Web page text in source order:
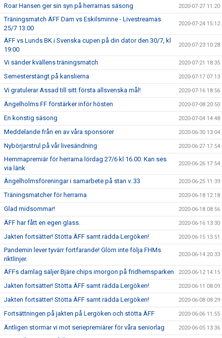
Roar Hansen ger sin syn på herrarnas säsong 2020-07-27 11:20
Träningsmatch ÄFF Dam vs Eskilsminne - Livestreamas
25/7 13:00
2020-07-24 15:12
ÄFF vs Lunds BK i Svenska cupen på din dator den 30/7, kl
19:00
2020-07-23 10:28
Vi sänder kvällens träningsmatch 2020-07-21 18:35
Semesterstängt på kanslierna 2020-07-17 07:13
Vi gratulerar Assad till sitt första allsvenska mål! 2020-07-16 18:56
Ängelholms FF förstärker inför hösten 2020-07-08 20:50
En konstig säsong 2020-07-04 14:48
Meddelande från en av våra sponsorer 2020-06-30 13:04
Nybörjarstrul på vår livesändning 2020-06-27 17:54
Hemmapremiär för herrarna lördag 27/6 kl 16.00. Kan ses
via länk
2020-06-26 17:54
Ängelholmsföreningar i samarbete på stan v. 33 2020-06-25 11:39
Träningsmatcher för herrarna 2020-06-18 12:18
Glad midsommar! 2020-06-18 08:56
ÄFF har fått en egen glass. 2020-06-16 13:30
Jakten fortsätter! Stötta ÄFF samt rädda Lergöken! 2020-06-15 13:51
Pandemin lever tyvärr fortfarande! Glöm inte följa FHMs
riktlinjer.
2020-06-14 20:33
ÄFFs damlag säljer Bjäre chips imorgon på fridhemsparken 2020-06-12 14:15
Jakten fortsätter! Stötta ÄFF samt rädda Lergöken! 2020-06-11 08:09
Jakten fortsätter! Stötta ÄFF samt rädda Lergöken! 2020-06-08 08:29
Fortsättningen på jakten på Lergöken och stötta ÄFF 2020-06-06 11:55
Äntligen stormar vi mot seriepremiärer för våra seniorlag 2020-06-05 13:36